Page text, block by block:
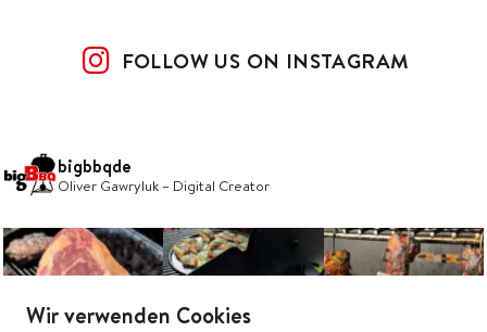
FOLLOW US ON INSTAGRAM
bigbbqde
Oliver Gawryluk – Digital Creator
Wir verwenden Cookies